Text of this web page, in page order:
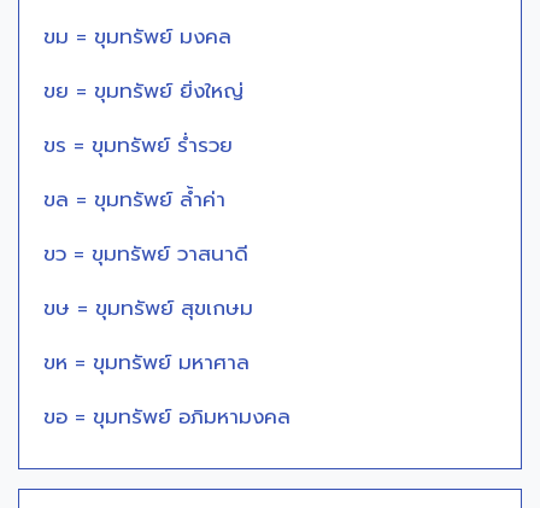
ขม = ขุมทรัพย์ มงคล
ขย = ขุมทรัพย์ ยิ่งใหญ่
ขร = ขุมทรัพย์ ร่ำรวย
ขล = ขุมทรัพย์ ล้ำค่า
ขว = ขุมทรัพย์ วาสนาดี
ขษ = ขุมทรัพย์ สุขเกษม
ขห = ขุมทรัพย์ มหาศาล
ขอ = ขุมทรัพย์ อภิมหามงคล